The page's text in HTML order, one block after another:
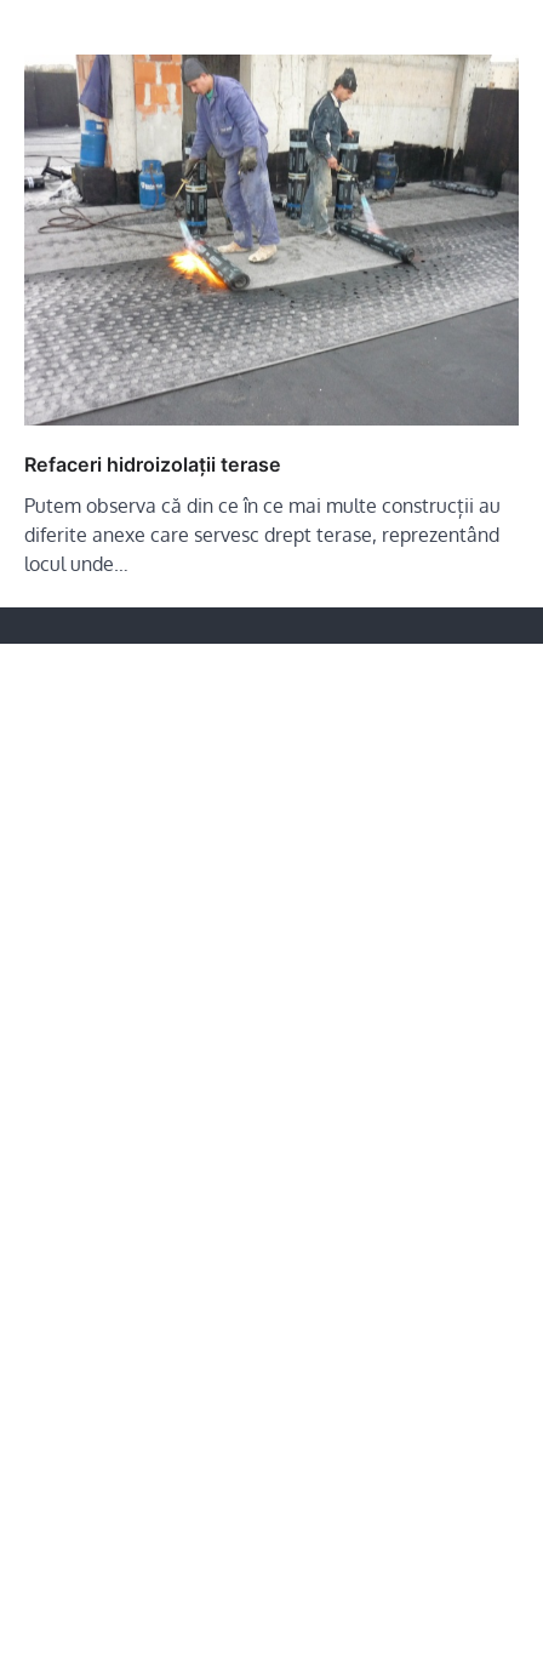
Refaceri hidroizolații terase
Putem observa că din ce în ce mai multe construcții au
diferite anexe care servesc drept terase, reprezentând
locul unde…